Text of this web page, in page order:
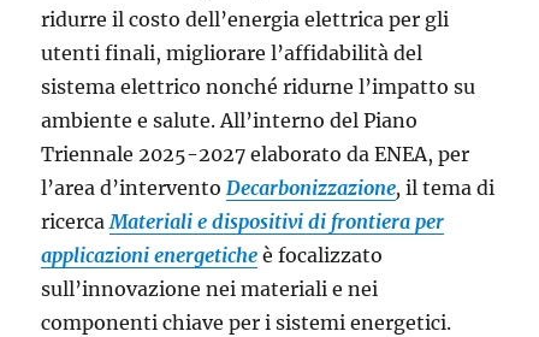
ridurre il costo dell’energia elettrica per gli
utenti finali, migliorare l’affidabilità del
sistema elettrico nonché ridurne l’impatto su
ambiente e salute. All’interno del Piano
Triennale 2025-2027 elaborato da ENEA, per
l’area d’interventoDecarbonizzazione,il tema di
ricercaMateriali e dispositivi di frontiera per
applicazioni energetiche è focalizzato
sull’innovazione nei materiali e nei
componenti chiave per i sistemi energetici.